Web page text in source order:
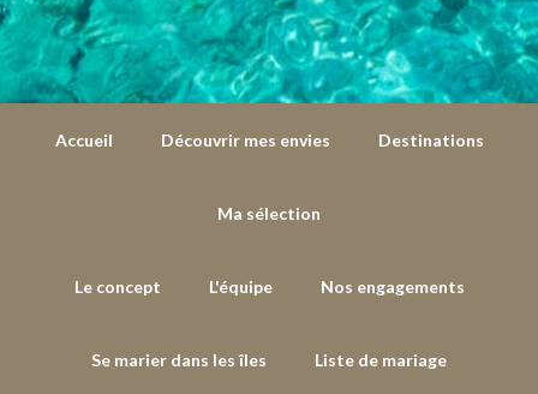
Accueil Découvrir mes envies Destinations
Ma sélection
Le concept L'équipe Nos engagements
Se marier dans les îles Liste de mariage